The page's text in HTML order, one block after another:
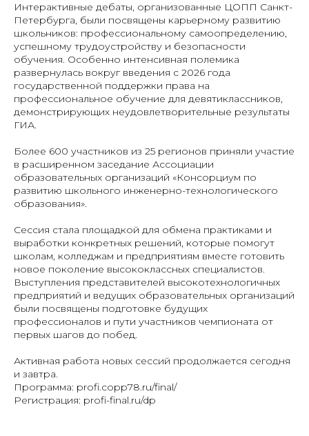
Интерактивные дебаты, организованные ЦОПП Санкт-
Петербурга, были посвящены карьерному развитию
школьников: профессиональному самоопределению,
успешному трудоустройству и безопасности
обучения. Особенно интенсивная полемика
развернулась вокруг введения с 2026 года
государственной поддержки права на
профессиональное обучение для девятиклассников,
демонстрирующих неудовлетворительные результаты
ГИА.
Более 600 участников из 25 регионов приняли участие
в расширенном заседание Ассоциации
образовательных организаций «Консорциум по
развитию школьного инженерно-технологического
образования».
Сессия стала площадкой для обмена практиками и
выработки конкретных решений, которые помогут
школам, колледжам и предприятиям вместе готовить
новое поколение высококлассных специалистов.
Выступления представителей высокотехнологичных
предприятий и ведущих образовательных организаций
были посвящены подготовке будущих
профессионалов и пути участников чемпионата от
первых шагов до побед.
Активная работа новых сессий продолжается сегодня
и завтра.
Программа: profi.copp78.ru/final/
Регистрация: profi-final.ru/dp